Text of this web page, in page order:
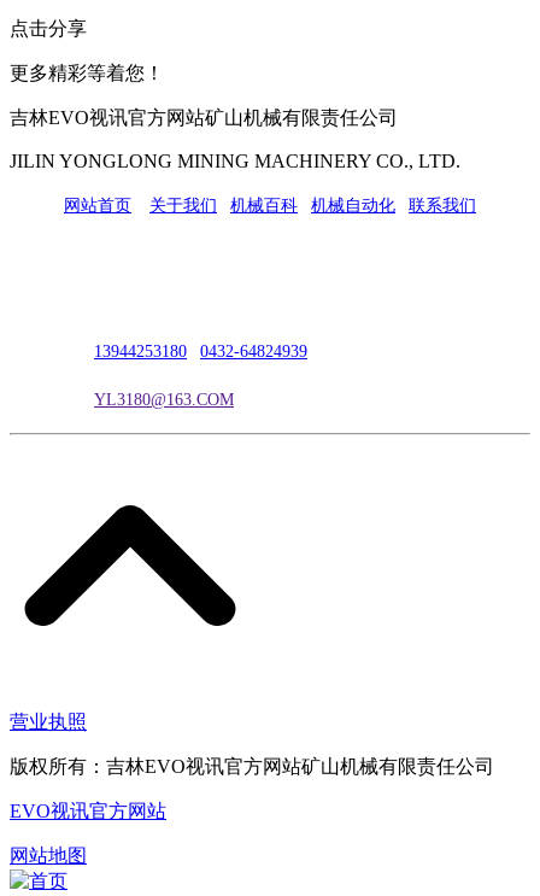
点击分享
更多精彩等着您！
吉林EVO视讯官方网站矿山机械有限责任公司
JILIN YONGLONG MINING MACHINERY CO., LTD.
网站首页 关于我们 机械百科 机械自动化 联系我们
13944253180 0432-64824939
YL3180@163.COM
营业执照
版权所有：吉林EVO视讯官方网站矿山机械有限责任公司
EVO视讯官方网站
网站地图